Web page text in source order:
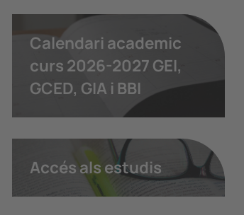
Calendari academic
curs 2026-2027 GEI,
GCED, GIA i BBI
Accés als estudis